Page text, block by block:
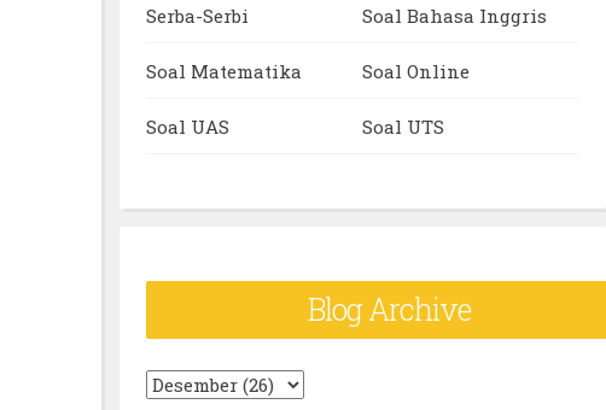
Serba-Serbi Soal Bahasa Inggris
Soal Matematika Soal Online
Soal UAS Soal UTS
Blog Archive